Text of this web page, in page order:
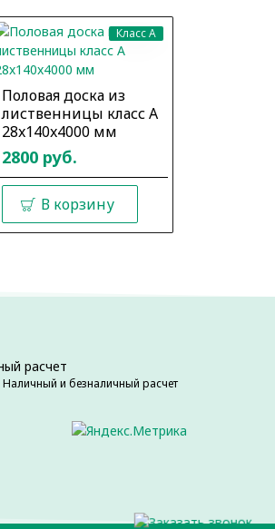
Класс A
Половая доска из
лиственницы класс А
28x140x4000 мм
2800 руб.
В корзину
Наличный и безналичный расчет